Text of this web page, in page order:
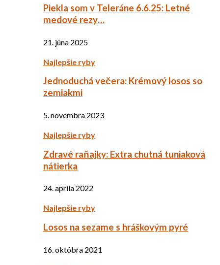
Piekla som v Teleráne 6.6.25: Letné
medové rezy…
21. júna 2025
Najlepšie ryby
Jednoduchá večera: Krémový losos so
zemiakmi
5. novembra 2023
Najlepšie ryby
Zdravé raňajky: Extra chutná tuniaková
nátierka
24. apríla 2022
Najlepšie ryby
Losos na sezame s hráškovým pyré
16. októbra 2021